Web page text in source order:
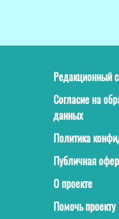
Редакционный
Согласие на
данных
Политика
Публичная
О проекте
Помочь проекту